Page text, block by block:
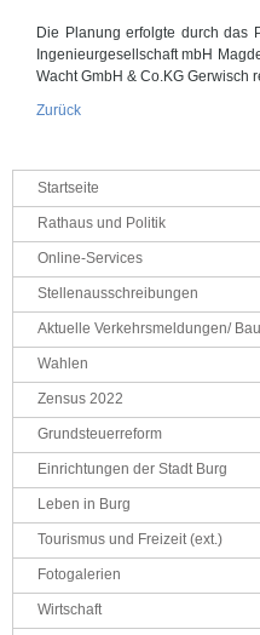
Die Planung erfolgte durch das
Ingenieurgesellschaft mbH
Wacht GmbH & Co.KG Gerwisch
Zurück
Navigation
überspringen
Startseite
Rathaus und Politik
Online-Services
Stellenausschreibungen
Aktuelle Verkehrsmeldungen/
Wahlen
Zensus 2022
Grundsteuerreform
Einrichtungen der Stadt Burg
Leben in Burg
Tourismus und Freizeit (ext.)
Fotogalerien
Wirtschaft